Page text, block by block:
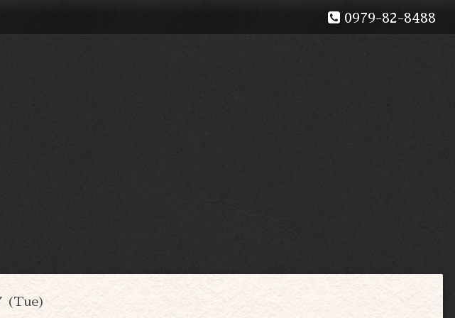
0979-82-8488
(Tue)